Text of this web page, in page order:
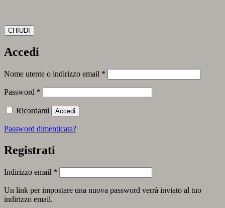
CHIUDI
Accedi
Nome utente o indirizzo email *
Password *
Ricordami Accedi
Password dimenticata?
Registrati
Indirizzo email *
Un link per impostare una nuova password verrà inviato al tuo
indirizzo email.